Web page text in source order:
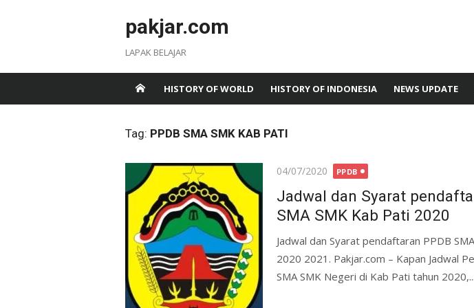
pakjar.com
LAPAK BELAJAR
HISTORY OF WORLD HISTORY OF INDONESIA NEWS UPDATE
Tag: PPDB SMA SMK KAB PATI
Posted
04/07/2020 PPDB
Jadwal dan Syarat
SMA SMK Kab Pati 2020
Jadwal dan Syarat pendaftaran PPDB
2020 2021. Pakjar.com – Kapan Jadwal
SMA SMK Negeri di Kab Pati tahun 2020,...